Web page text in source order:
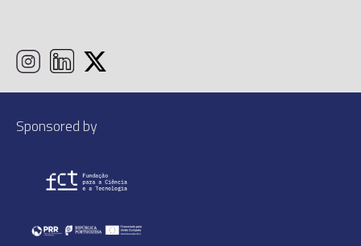
Sponsored by